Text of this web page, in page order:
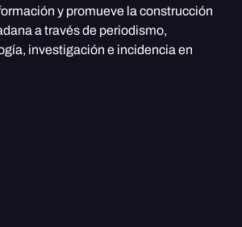
y promueve la construcción
a través de periodismo,
investigación e incidencia en